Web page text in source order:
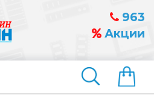
963
Акции
Найти